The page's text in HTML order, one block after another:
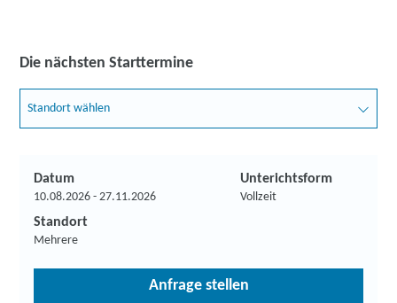
Die nächsten Starttermine
Standort wählen
Datum
10.08.2026 - 27.11.2026
Unterichtsform
Vollzeit
Standort
Mehrere
Anfrage stellen